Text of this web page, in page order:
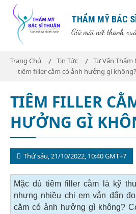
THẨM MỸ BÁC
Giữ mãi nét thanh
Trang Chủ Tin Tức
Tư Vấn Thẩm
tiêm filler cằm có ảnh hưởng gì không?
TIÊM FILLER
HƯỞNG GÌ
Thứ sáu, 21/10/2022, 10:40 GMT+7
Mặc dù tiêm filler cằm là kỹ
nhưng nhiều chị em vẫn đắn
cằm có ảnh hưởng gì không?